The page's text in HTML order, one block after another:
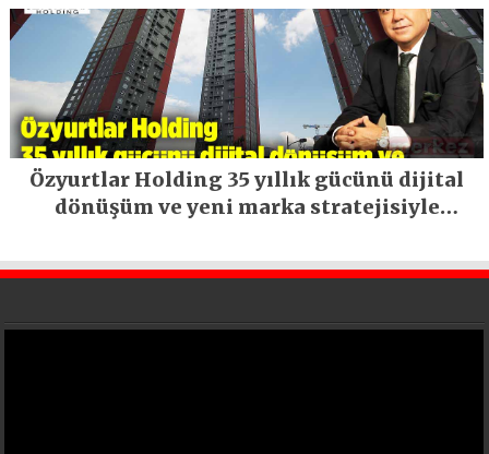
Özyurtlar Holding 35 yıllık gücünü dijital
dönüşüm ve yeni marka stratejisiyle